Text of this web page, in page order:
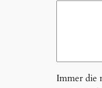
Immer die